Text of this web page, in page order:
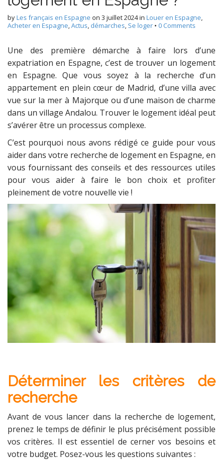
byLes français en Espagne on 3 juillet 2024in Louer en Espagne,
Acheter en Espagne,Actus, démarches, Se loger • 0 Comments
Une des première démarche à faire lors d’une
expatriation en Espagne, c’est de trouver un logement
en Espagne. Que vous soyez à la recherche d’un
appartement en plein cœur de Madrid, d’une villa avec
vue sur la mer à Majorque ou d’une maison de charme
dans un village Andalou. Trouver le logement idéal peut
s’avérer être un processus complexe.
C’est pourquoi nous avons rédigé ce guide pour vous
aider dans votre recherche de logement en Espagne, en
vous fournissant des conseils et des ressources utiles
pour vous aider à faire le bon choix et profiter
pleinement de votre nouvelle vie !
Déterminer les critères de
recherche
Avant de vous lancer dans la recherche de logement,
prenez le temps de définir le plus précisément possible
vos critères. Il est essentiel de cerner vos besoins et
votre budget. Posez-vous les questions suivantes :